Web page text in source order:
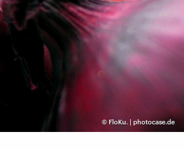
© FloKu. | photocase.de